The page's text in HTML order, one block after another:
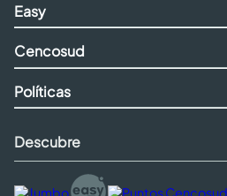
Easy
Cencosud
Políticas
Descubre